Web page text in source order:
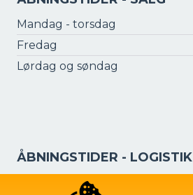
Mandag - torsdag
Fredag
Lørdag og søndag
ÅBNINGSTIDER - LOGISTIK
Mandag - torsdag